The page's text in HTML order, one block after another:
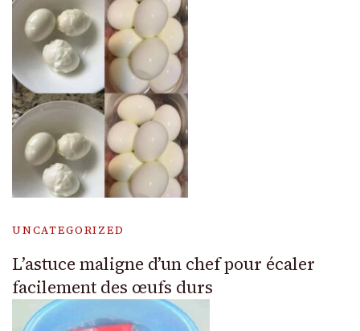
UNCATEGORIZED
L’astuce maligne d’un chef pour écaler
facilement des œufs durs